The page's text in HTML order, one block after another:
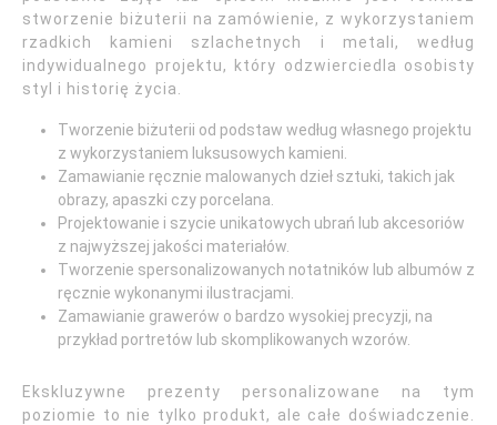
stworzenie biżuterii na zamówienie, z wykorzystaniem
rzadkich kamieni szlachetnych i metali, według
indywidualnego projektu, który odzwierciedla osobisty
styl i historię życia.
Tworzenie biżuterii od podstaw według własnego projektu
z wykorzystaniem luksusowych kamieni.
Zamawianie ręcznie malowanych dzieł sztuki, takich jak
obrazy, apaszki czy porcelana.
Projektowanie i szycie unikatowych ubrań lub akcesoriów
z najwyższej jakości materiałów.
Tworzenie spersonalizowanych notatników lub albumów z
ręcznie wykonanymi ilustracjami.
Zamawianie grawerów o bardzo wysokiej precyzji, na
przykład portretów lub skomplikowanych wzorów.
Ekskluzywne prezenty personalizowane na tym
poziomie to nie tylko produkt, ale całe doświadczenie.